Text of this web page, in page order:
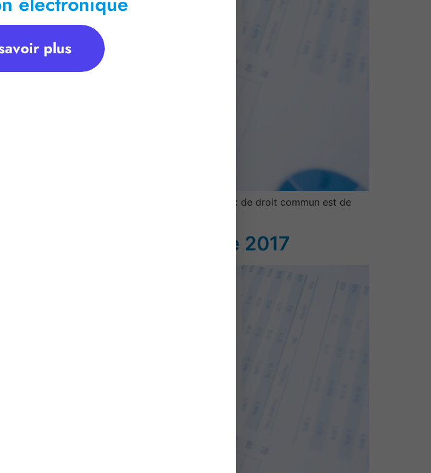
20171/ Taux de droit commun en principe, le taux de droit commun est de
:Nature de la taxationTauxDroit …
de ressources – Année 2017
plus